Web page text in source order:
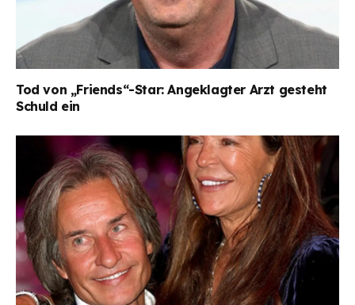
Tod von „Friends“-Star: Angeklagter Arzt gesteht
Schuld ein